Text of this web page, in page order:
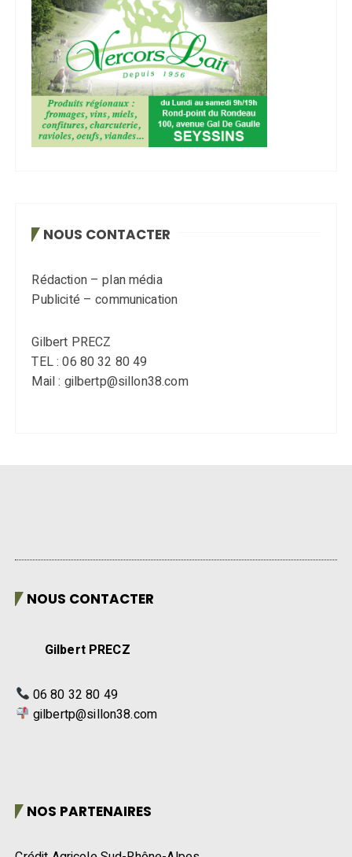
NOUS CONTACTER
Rédaction – plan média
Publicité – communication
Gilbert PRECZ
TEL : 06 80 32 80 49
Mail : gilbertp@sillon38.com
NOUS CONTACTER
Gilbert PRECZ
06 80 32 80 49
gilbertp@sillon38.com
NOS PARTENAIRES